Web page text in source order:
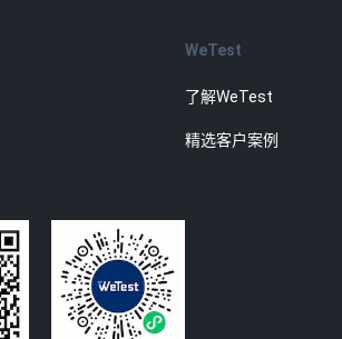
WeTest
了解WeTest
精选客户案例